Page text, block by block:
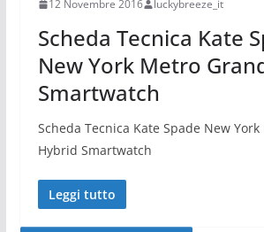
12 Novembre 2016 luckybreeze_it
Scheda Tecnica Kate
New York Metro
Smartwatch
Scheda Tecnica Kate Spade New
Hybrid Smartwatch
Leggi tutto